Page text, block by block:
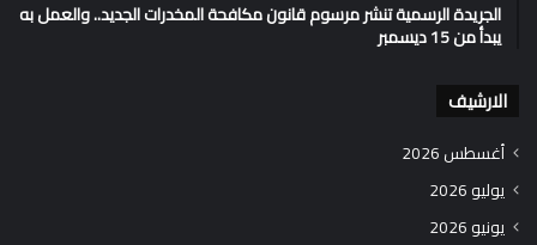
الجريدة الرسمية تنشر مرسوم قانون مكافحة المخدرات الجديد.. والعمل به
يبدأ من 15 ديسمبر
الارشيف
أغسطس 2026
يوليو 2026
يونيو 2026